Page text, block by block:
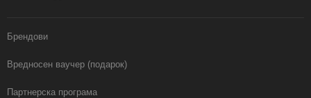
Брендови
Вредносен ваучер (подарок)
Партнерска програма